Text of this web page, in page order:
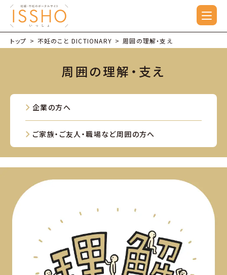
トップ 不妊のこと DICTIONARY 周囲の理解・支え
周囲の理解・支え
企業の方へ
ご家族・ご友人・職場など周囲の方へ